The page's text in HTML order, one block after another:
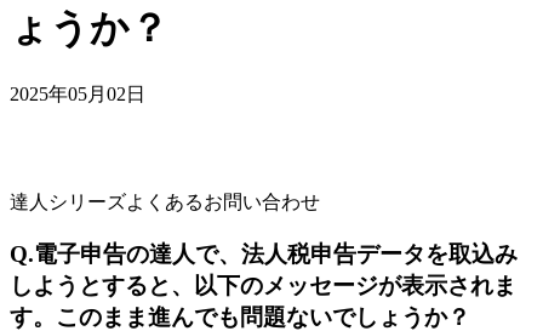
ょうか？
2025年05月02日
達人シリーズよくあるお問い合わせ
Q.電子申告の達人で、法人税申告データを取込み
しようとすると、以下のメッセージが表示されま
す。このまま進んでも問題ないでしょうか？